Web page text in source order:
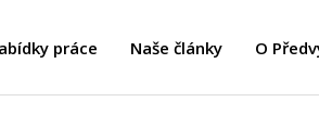
práce Naše články O